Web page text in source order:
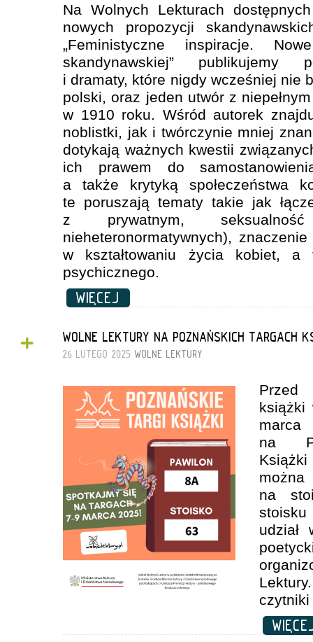
Na Wolnych Lekturach
nowych propozycji
„Feministyczne inspiracje.
skandynawskiej” publikujemy
i dramaty, które nigdy wcześniej nie
polski, oraz jeden utwór z
w 1910 roku. Wśród autorek
noblistki, jak i twórczynie mniej
dotykają ważnych kwestii
ich prawem do
a także krytyką społeczeństwa
te poruszają tematy takie jak
z prywatnym,
nieheteronormatywnych),
w kształtowaniu życia kobiet, a
psychicznego.
WIĘCEJ
+ WOLNE LEKTURY NA POZNAŃSKICH TARGACH
26 LUTEGO 2025 WOLNE LEKTURY
Przed
na
na
udział
czytniki